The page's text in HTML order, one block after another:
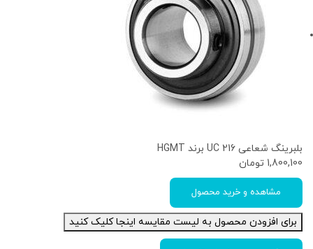
بلبرینگ شعاعی UC 216 برند HGMT
1,800,100 تومان
مشاهده و خرید محصول
برای افزودن محصول به لیست مقایسه اینجا کلیک کنید